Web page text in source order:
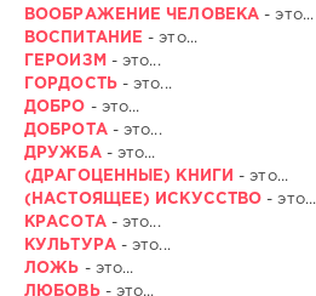
ВООБРАЖЕНИЕ ЧЕЛОВЕКА - это...
ВОСПИТАНИЕ - это...
ГЕРОИЗМ - это...
ГОРДОСТЬ - это...
ДОБРО - это...
ДОБРОТА - это...
ДРУЖБА - это...
(ДРАГОЦЕННЫЕ) КНИГИ
- это...
(НАСТОЯЩЕЕ) ИСКУССТВО - это...
КРАСОТА- это...
КУЛЬТУРА- это...
ЛОЖЬ - это...
ЛЮБОВЬ - это...